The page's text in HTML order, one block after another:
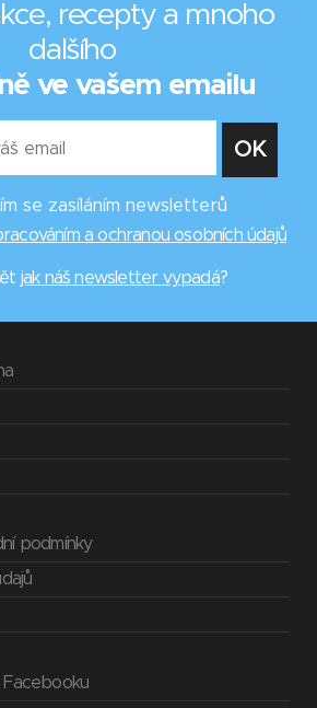
recepty a mnoho
dalšího
ve vašem emailu
se zasíláním newsletterů
a ochranou osobních údajů
jak náš newsletter vypadá?
podmínky